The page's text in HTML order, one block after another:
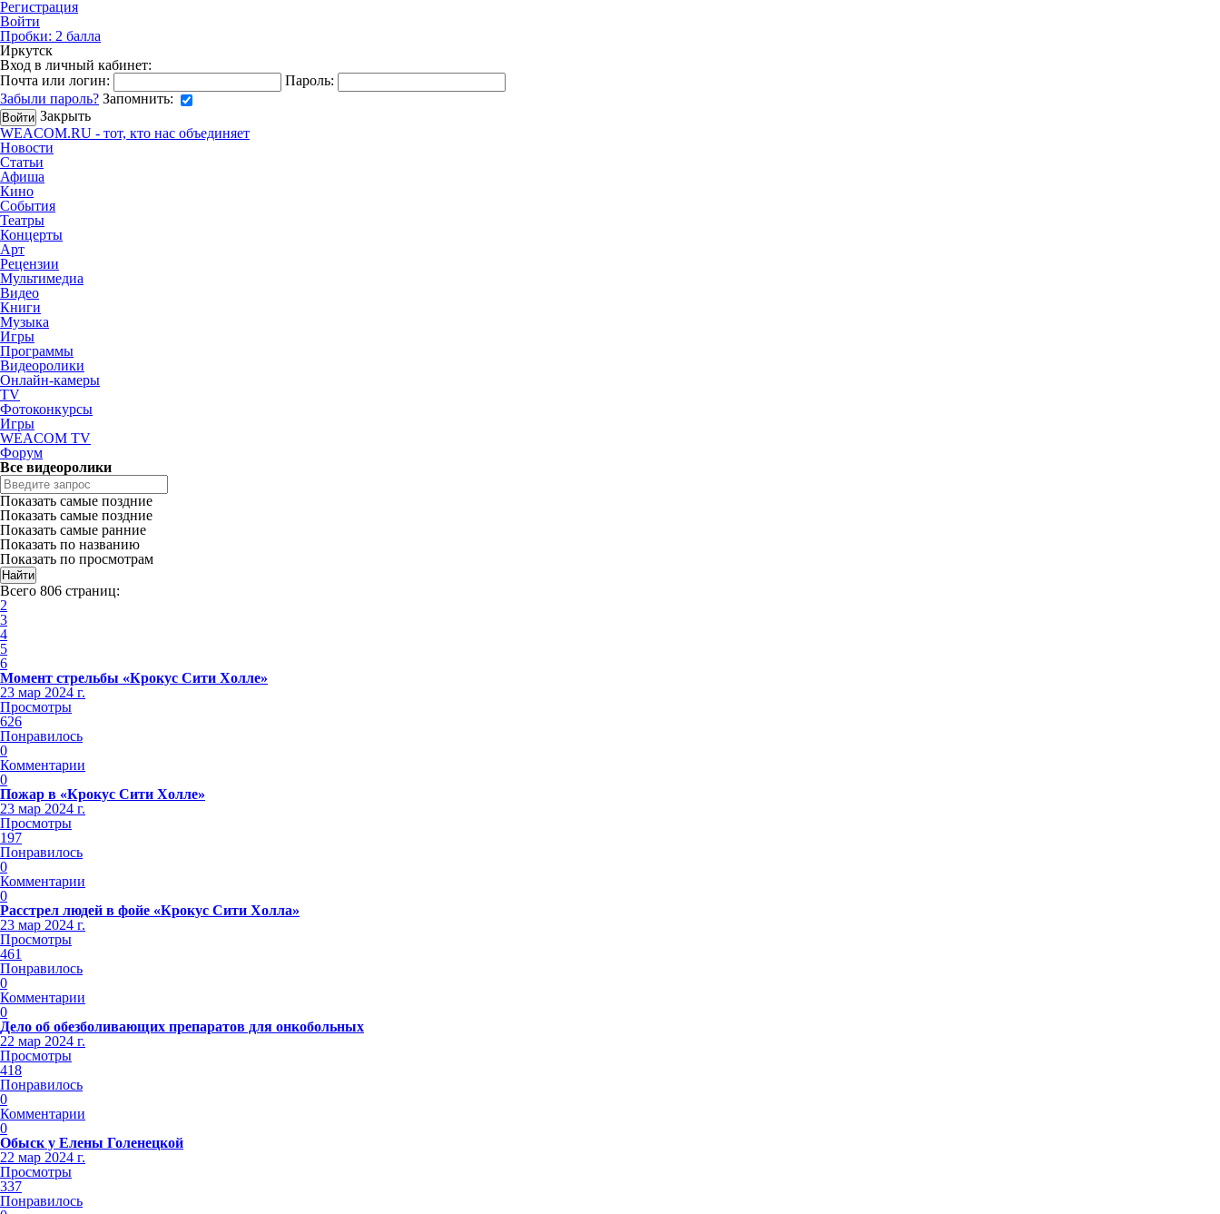
Регистрация
Войти
Пробки: 2 балла
Иркутск
Вход в личный кабинет:
Почта или логин:
Пароль:
Забыли пароль? Запомнить:
Закрыть
WEACOM.RU - тот, кто нас объединяет
Новости
Статьи
Афиша
Кино
События
Театры
Концерты
Арт
Рецензии
Мультимедиа
Видео
Книги
Музыка
Игры
Программы
Видеоролики
Онлайн-камеры
TV
Фотоконкурсы
Игры
WEACOM TV
Форум
Все видеоролики
Показать самые поздние
Показать самые поздние
Показать самые ранние
Показать по названию
Показать по просмотрам
Всего 806 страниц:
2
3
4
5
6
Момент стрельбы «Крокус Сити Холле»
23 мар 2024 г.
Просмотры
626
Понравилось
0
Комментарии
0
Пожар в «Крокус Сити Холле»
23 мар 2024 г.
Просмотры
197
Понравилось
0
Комментарии
0
Расстрел людей в фойе «Крокус Сити Холла»
23 мар 2024 г.
Просмотры
461
Понравилось
0
Комментарии
0
Дело об обезболивающих препаратов для онкобольных
22 мар 2024 г.
Просмотры
418
Понравилось
0
Комментарии
0
Обыск у Елены Голенецкой
22 мар 2024 г.
Просмотры
337
Понравилось